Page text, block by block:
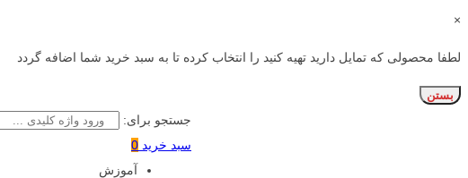
×
لطفا محصولی که تمایل دارید تهیه کنید را انتخاب کرده تا به سبد خرید شما اضافه گردد
بستن
جستجو برای:
سبد خرید 0
آموزش